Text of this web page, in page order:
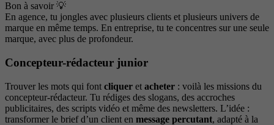
Bon à savoir 💡
En agence, tu jongles avec plusieurs clients et plusieurs univers de
marque en même temps. En entreprise, tu te concentres sur une seule
marque, avec plus de profondeur.
Concepteur-rédacteur junior
Trouver les mots qui font cliquer et acheter : voilà les missions du
concepteur-rédacteur. Tu rédiges des slogans, des accroches
publicitaires, des scripts vidéo et même des newsletters. L’idée :
transformer le brief d’un client en message percutant, adapté à la